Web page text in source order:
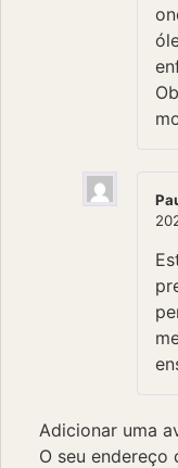
Adicionar uma
O seu endereço